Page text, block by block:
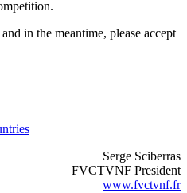
in the meantime, please accept
Serge Sciberras
FVCTVNF President
www.fvctvnf.fr